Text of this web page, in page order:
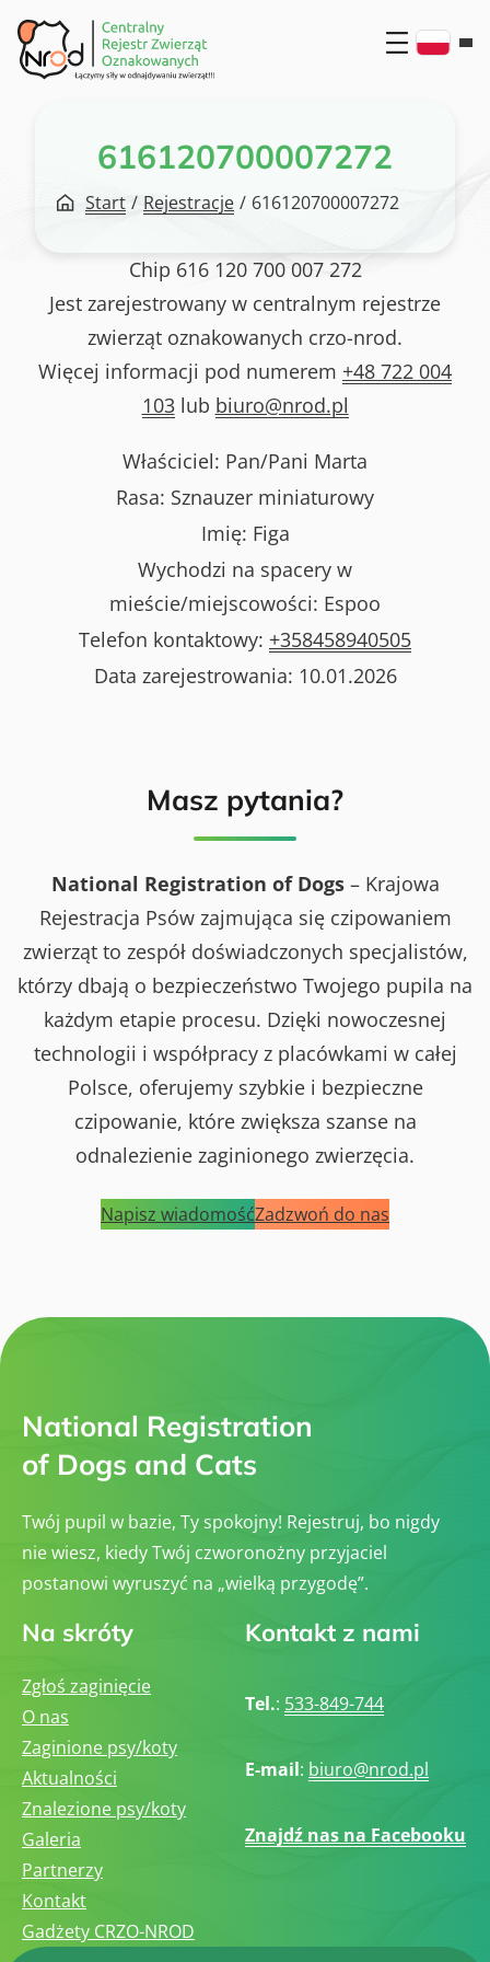
Przejdź
do
treści
616120700007272
Start / Rejestracje / 616120700007272
Chip 616 120 700 007 272
Jest zarejestrowany w centralnym rejestrze
zwierząt oznakowanych crzo-nrod.
Więcej informacji pod numerem +48 722 004
103lub biuro@nrod.pl
Właściciel: Pan/Pani Marta
Rasa: Sznauzer miniaturowy
Imię: Figa
Wychodzi na spacery w
mieście/miejscowości: Espoo
Telefon kontaktowy: +358458940505
Data zarejestrowania: 10.01.2026
Masz pytania?
National Registration of Dogs– Krajowa
Rejestracja Psów zajmująca się czipowaniem
zwierząt to zespół doświadczonych specjalistów,
którzy dbają o bezpieczeństwo Twojego pupila na
każdym etapie procesu. Dzięki nowoczesnej
technologii i współpracy z placówkami w całej
Polsce, oferujemy szybkie i bezpieczne
czipowanie, które zwiększa szanse na
odnalezienie zaginionego zwierzęcia.
Napisz wiadomośćZadzwoń do nas
National Registration
of Dogs and Cats
Twój pupil w bazie, Ty spokojny! Rejestruj, bo nigdy
nie wiesz, kiedy Twój czworonożny przyjaciel
postanowi wyruszyć na „wielką przygodę”.
Na skróty
Zgłoś zaginięcie
O nas
Zaginione psy/koty
Aktualności
Znalezione psy/koty
Galeria
Partnerzy
Kontakt
Gadżety CRZO-NROD
Kontakt z nami
Tel.: 533-849-744
E-mail: biuro@nrod.pl
Znajdź nas na Facebooku